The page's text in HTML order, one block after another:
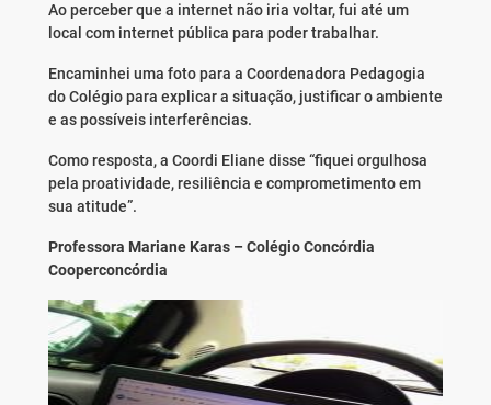
Ao perceber que a internet não iria voltar, fui até um
local com internet pública para poder trabalhar.
Encaminhei uma foto para a Coordenadora Pedagogia
do Colégio para explicar a situação, justificar o ambiente
e as possíveis interferências.
Como resposta, a Coordi Eliane disse “fiquei orgulhosa
pela proatividade, resiliência e comprometimento em
sua atitude”.
Professora Mariane Karas – Colégio Concórdia
Cooperconcórdia